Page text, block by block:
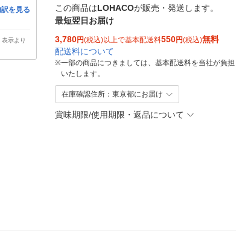
訳を見る
示より
この商品はLOHACOが販売・発送します。
最短翌日お届け
3,780円(税込)以上で基本配送料550円(税込)無料
配送料について
※一部の商品につきましては、基本配送料を当社が負担
いたします。
在庫確認住所：東京都にお届け
賞味期限/使用期限・返品について